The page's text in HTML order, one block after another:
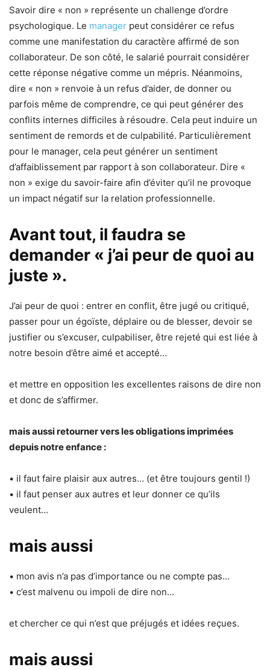
Savoir dire « non » représente un challenge d’ordre
psychologique. Le manager peut considérer ce refus
comme une manifestation du caractère affirmé de son
collaborateur. De son côté, le salarié pourrait considérer
cette réponse négative comme un mépris. Néanmoins,
dire « non » renvoie à un refus d’aider, de donner ou
parfois même de comprendre, ce qui peut générer des
conflits internes difficiles à résoudre. Cela peut induire un
sentiment de remords et de culpabilité. Particulièrement
pour le manager, cela peut générer un sentiment
d’affaiblissement par rapport à son collaborateur. Dire «
non » exige du savoir-faire afin d’éviter qu’il ne provoque
un impact négatif sur la relation professionnelle.
Avant tout, il faudra se
demander « j’ai peur de quoi au
juste ».
J’ai peur de quoi : entrer en conflit, être jugé ou critiqué,
passer pour un égoïste, déplaire ou de blesser, devoir se
justifier ou s’excuser, culpabiliser, être rejeté qui est liée à
notre besoin d’être aimé et accepté…
et mettre en opposition les excellentes raisons de dire non
et donc de s’affirmer.
mais aussi retourner vers les obligations imprimées
depuis notre enfance :
• il faut faire plaisir aux autres… (et être toujours gentil !)
• il faut penser aux autres et leur donner ce qu’ils
veulent…
mais aussi
• mon avis n’a pas d’importance ou ne compte pas…
• c’est malvenu ou impoli de dire non…
et chercher ce qui n’est que préjugés et idées reçues.
mais aussi